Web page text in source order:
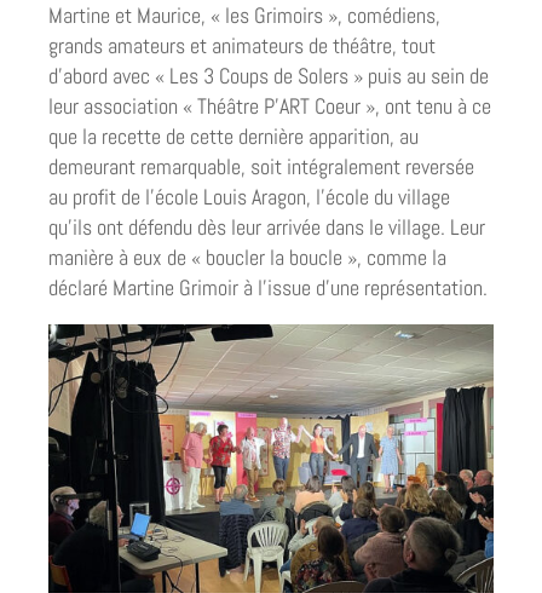
Martine et Maurice, « les Grimoirs », comédiens,
grands amateurs et animateurs de théâtre, tout
d’abord avec « Les 3 Coups de Solers » puis au sein de
leur association « Théâtre P’ART Coeur », ont tenu à ce
que la recette de cette dernière apparition, au
demeurant remarquable, soit intégralement reversée
au profit de l’école Louis Aragon, l’école du village
qu’ils ont défendu dès leur arrivée dans le village. Leur
manière à eux de « boucler la boucle », comme la
déclaré Martine Grimoir à l’issue d’une représentation.